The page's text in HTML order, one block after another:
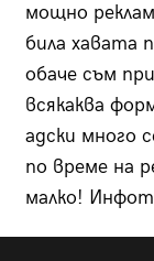
мощно
била хавата
обаче съм
всякаква
адски много
по време на
малко!